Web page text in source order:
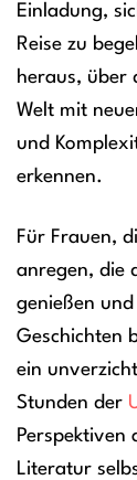
Einladung,
Reise zu
heraus, über
Welt mit
und
erkennen.
Für Frauen,
anregen, die
genießen
Geschichten
ein
Stunden der
Perspektiven
Literatur